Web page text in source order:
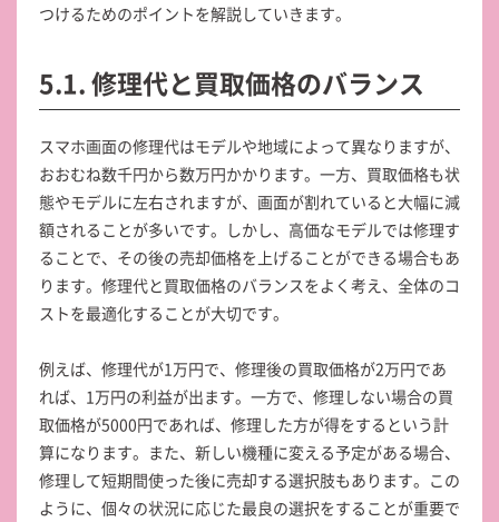
つけるためのポイントを解説していきます。
5.1. 修理代と買取価格のバランス
スマホ画面の修理代はモデルや地域によって異なりますが、
おおむね数千円から数万円かかります。一方、買取価格も状
態やモデルに左右されますが、画面が割れていると大幅に減
額されることが多いです。しかし、高価なモデルでは修理す
ることで、その後の売却価格を上げることができる場合もあ
ります。修理代と買取価格のバランスをよく考え、全体のコ
ストを最適化することが大切です。
例えば、修理代が1万円で、修理後の買取価格が2万円であ
れば、1万円の利益が出ます。一方で、修理しない場合の買
取価格が5000円であれば、修理した方が得をするという計
算になります。また、新しい機種に変える予定がある場合、
修理して短期間使った後に売却する選択肢もあります。この
ように、個々の状況に応じた最良の選択をすることが重要で